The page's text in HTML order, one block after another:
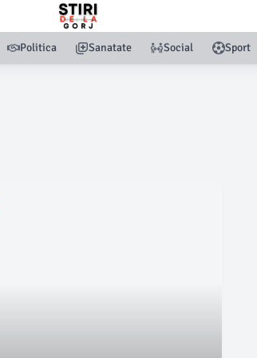
Politica Sanatate Social Sport